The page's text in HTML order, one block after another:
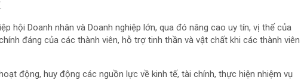
hội Doanh nhân và Doanh nghiệp lớn, qua đó nâng cao uy tín, vị thế của
đáng của các thành viên, hỗ trợ tinh thần và vật chất khi các thành viên
động, huy động các nguồn lực về kinh tế, tài chính, thực hiện nhiệm vụ